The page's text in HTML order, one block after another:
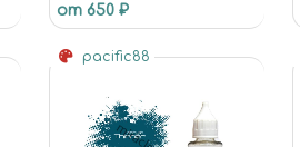
от 650 ₽
pacific88